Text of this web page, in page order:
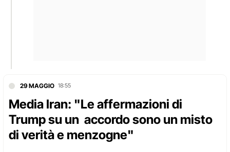
29 MAGGIO 18:55
Media Iran: "Le affermazioni di
Trump su un accordo sono un misto
di verità e menzogne"